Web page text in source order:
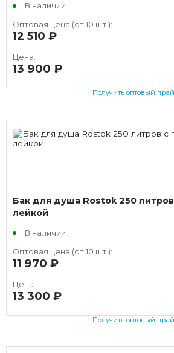
В наличии
Оптовая цена (от 10 шт.):
12 510
Цена:
13 900
Получить оптовый
Бак для душа Rostok 250
лейкой
В наличии
Оптовая цена (от 10 шт.):
11 970
Цена:
13 300
Получить оптовый